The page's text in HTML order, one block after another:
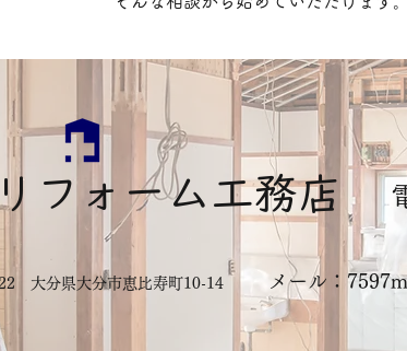
フォーム工務店
大分県大分市恵比寿町10-14 メール：